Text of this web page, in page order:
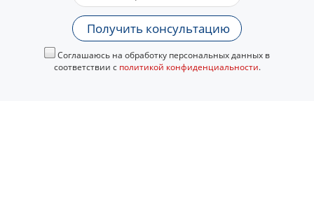
Получить консультацию
Соглашаюсь на обработку персональных данных в
соответствии с политикой конфиденциальности.